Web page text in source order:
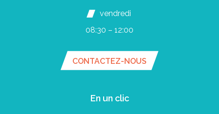
vendredi
08:30 – 12:00
CONTACTEZ-NOUS
En un clic